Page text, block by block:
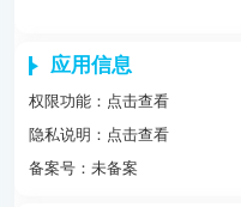
应用信息
权限功能： 点击查看
隐私说明： 点击查看
备案号：未备案